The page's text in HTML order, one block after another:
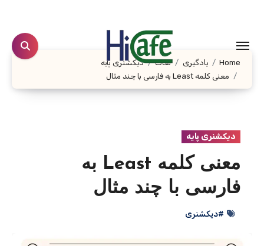
content
Home یادگیری لغات
دیکشنری پایه
معنی کلمه Least به فارسی با چند مثال
دیکشنری پایه
معنی کلمه Least به
فارسی با چند مثال
#دیکشنری